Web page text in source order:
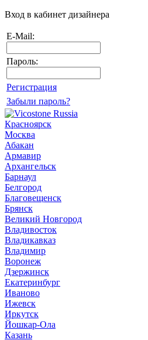
Вход в кабинет дизайнера
E-Mail:
Пароль:
Регистрация
Забыли пароль?
Красноярск
Москва
Абакан
Армавир
Архангельск
Барнаул
Белгород
Благовещенск
Брянск
Великий Новгород
Владивосток
Владикавказ
Владимир
Воронеж
Дзержинск
Екатеринбург
Иваново
Ижевск
Иркутск
Йошкар-Ола
Казань